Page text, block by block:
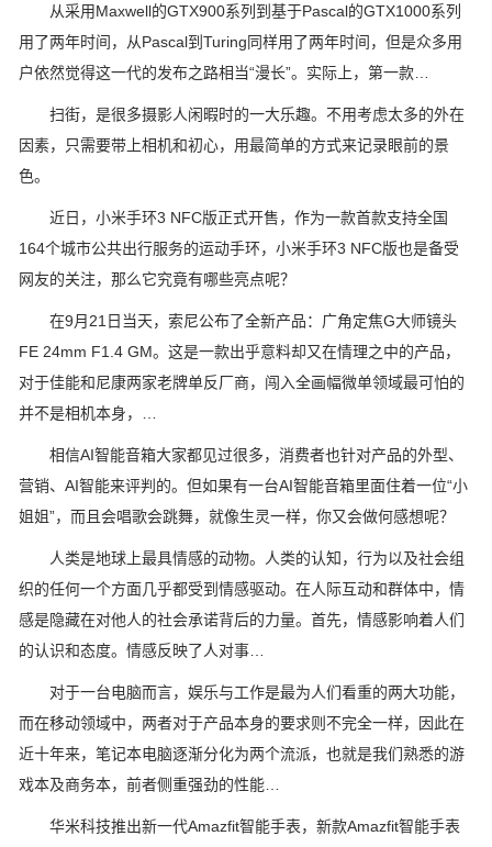
从采用Maxwell的GTX900系列到基于Pascal的GTX1000系列
用了两年时间，从Pascal到Turing同样用了两年时间，但是众多用
户依然觉得这一代的发布之路相当“漫长”。实际上，第一款…
扫街，是很多摄影人闲暇时的一大乐趣。不用考虑太多的外在
因素，只需要带上相机和初心，用最简单的方式来记录眼前的景
色。
近日，小米手环3 NFC版正式开售，作为一款首款支持全国
164个城市公共出行服务的运动手环，小米手环3 NFC版也是备受
网友的关注，那么它究竟有哪些亮点呢？
在9月21日当天，索尼公布了全新产品：广角定焦G大师镜头
FE 24mm F1.4 GM。这是一款出乎意料却又在情理之中的产品，
对于佳能和尼康两家老牌单反厂商，闯入全画幅微单领域最可怕的
并不是相机本身，…
相信AI智能音箱大家都见过很多，消费者也针对产品的外型、
营销、AI智能来评判的。但如果有一台AI智能音箱里面住着一位“小
姐姐”，而且会唱歌会跳舞，就像生灵一样，你又会做何感想呢？
人类是地球上最具情感的动物。人类的认知，行为以及社会组
织的任何一个方面几乎都受到情感驱动。在人际互动和群体中，情
感是隐藏在对他人的社会承诺背后的力量。首先，情感影响着人们
的认识和态度。情感反映了人对事…
对于一台电脑而言，娱乐与工作是最为人们看重的两大功能，
而在移动领域中，两者对于产品本身的要求则不完全一样，因此在
近十年来，笔记本电脑逐渐分化为两个流派，也就是我们熟悉的游
戏本及商务本，前者侧重强劲的性能…
华米科技推出新一代Amazfit智能手表，新款Amazfit智能手表